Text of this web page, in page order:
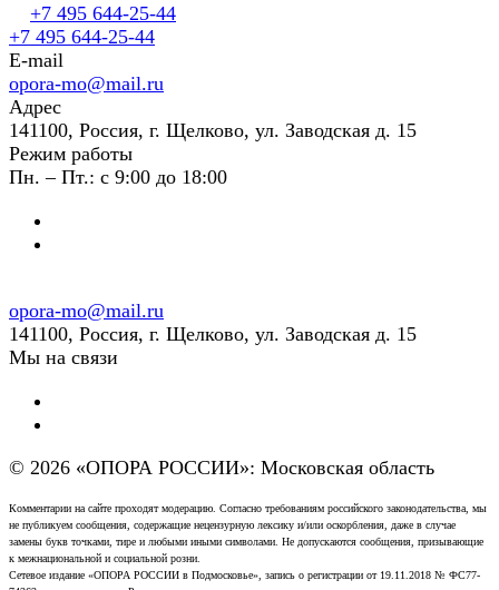
+7 495 644-25-44
+7 495 644-25-44
E-mail
opora-mo@mail.ru
Адрес
141100, Россия, г. Щелково, ул. Заводская д. 15
Режим работы
Пн. – Пт.: с 9:00 до 18:00
opora-mo@mail.ru
141100, Россия, г. Щелково, ул. Заводская д. 15
Мы на связи
© 2026 «ОПОРА РОССИИ»: Московская область
Комментарии на сайте проходят модерацию. Согласно требованиям российского законодательства, мы
не публикуем сообщения, содержащие нецензурную лексику и/или оскорбления, даже в случае
замены букв точками, тире и любыми иными символами. Не допускаются сообщения, призывающие
к межнациональной и социальной розни.
Сетевое издание «ОПОРА РОССИИ в Подмосковье», запись о регистрации от 19.11.2018 № ФС77-